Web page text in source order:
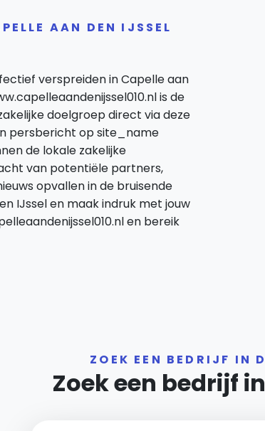
AAN DEN IJSSEL
verspreiden in Capelle aan
is de
doelgroep direct via deze
persbericht op site_name
de lokale zakelijke
van potentiële partners,
opvallen in de bruisende
IJssel en maak indruk met jouw
en bereik
ZOEK EEN BEDRIJF IN
Zoek een bedrijf